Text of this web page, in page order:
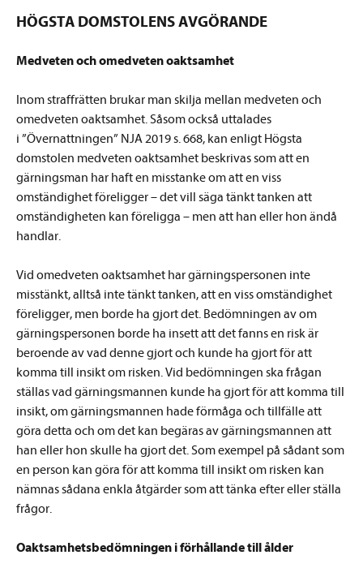
HÖGSTA DOMSTOLENS AVGÖRANDE
Medveten och omedveten oaktsamhet
Inom straffrätten brukar man skilja mellan medveten och
omedveten oaktsamhet. Såsom också uttalades
i ”Övernattningen” NJA 2019 s. 668, kan enligt Högsta
domstolen medveten oaktsamhet beskrivas som att en
gärningsman har haft en misstanke om att en viss
omständighet föreligger – det vill säga tänkt tanken att
omständigheten kan föreligga – men att han eller hon ändå
handlar.
Vid omedveten oaktsamhet har gärningspersonen inte
misstänkt, alltså inte tänkt tanken, att en viss omständighet
föreligger, men borde ha gjort det. Bedömningen av om
gärningspersonen borde ha insett att det fanns en risk är
beroende av vad denne gjort och kunde ha gjort för att
komma till insikt om risken. Vid bedömningen ska frågan
ställas vad gärningsmannen kunde ha gjort för att komma till
insikt, om gärningsmannen hade förmåga och tillfälle att
göra detta och om det kan begäras av gärningsmannen att
han eller hon skulle ha gjort det. Som exempel på sådant som
en person kan göra för att komma till insikt om risken kan
nämnas sådana enkla åtgärder som att tänka efter eller ställa
frågor.
Oaktsamhetsbedömningen i förhållande till ålder